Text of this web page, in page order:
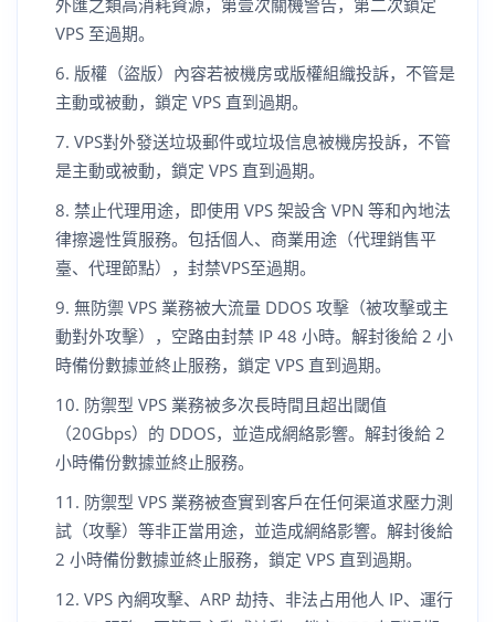
外匯之類高消耗資源，第壹次關機警告，第二次鎖定
VPS 至過期。
版權（盜版）內容若被機房或版權組織投訴，不管是
主動或被動，鎖定 VPS 直到過期。
VPS對外發送垃圾郵件或垃圾信息被機房投訴，不管
是主動或被動，鎖定 VPS 直到過期。
禁止代理用途，即使用 VPS 架設含 VPN 等和內地法
律擦邊性質服務。包括個人、商業用途（代理銷售平
臺、代理節點），封禁VPS至過期。
無防禦 VPS 業務被大流量 DDOS 攻擊（被攻擊或主
動對外攻擊），空路由封禁 IP 48 小時。解封後給 2 小
時備份數據並終止服務，鎖定 VPS 直到過期。
防禦型 VPS 業務被多次長時間且超出閾值
（20Gbps）的 DDOS，並造成網絡影響。解封後給 2
小時備份數據並終止服務。
防禦型 VPS 業務被查實到客戶在任何渠道求壓力測
試（攻擊）等非正當用途，並造成網絡影響。解封後給
2 小時備份數據並終止服務，鎖定 VPS 直到過期。
VPS 內網攻擊、ARP 劫持、非法占用他人 IP、運行